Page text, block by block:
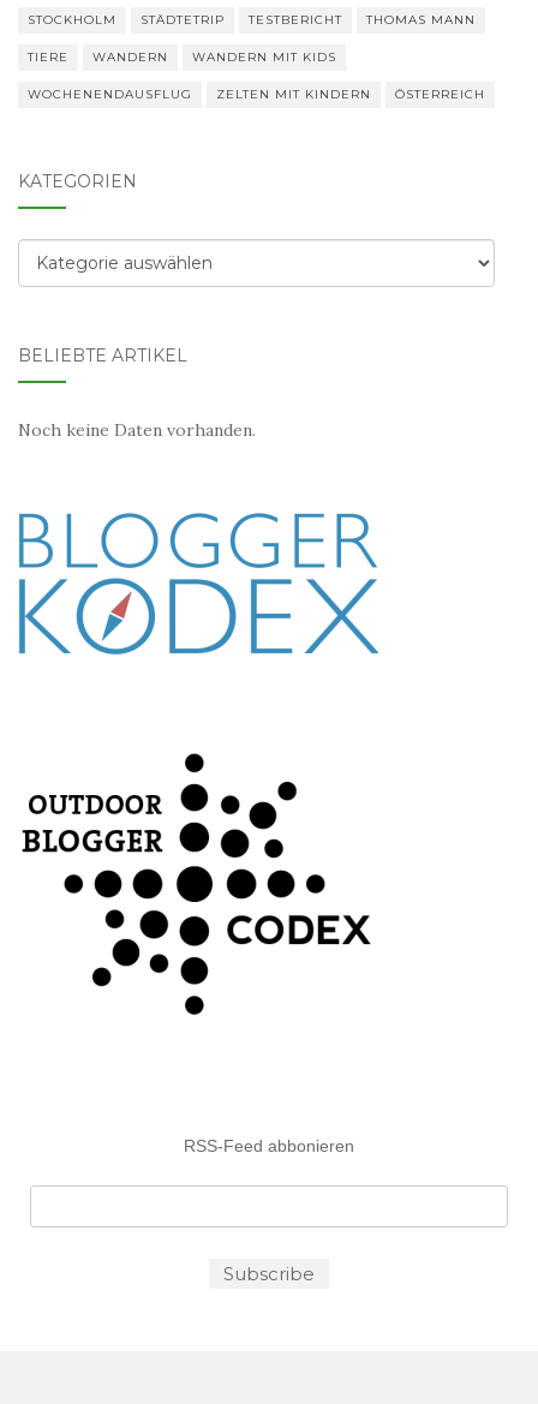
STOCKHOLM STÄDTETRIP TESTBERICHT THOMAS MANN
TIERE WANDERN WANDERN MIT KIDS
WOCHENENDAUSFLUG ZELTEN MIT KINDERN ÖSTERREICH
KATEGORIEN
Kategorien
BELIEBTE ARTIKEL
Noch keine Daten vorhanden.
RSS-Feed abbonieren